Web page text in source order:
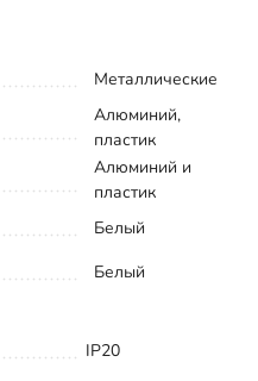
Металлические
Алюминий,
пластик
Алюминий и
пластик
Белый
Белый
IP20